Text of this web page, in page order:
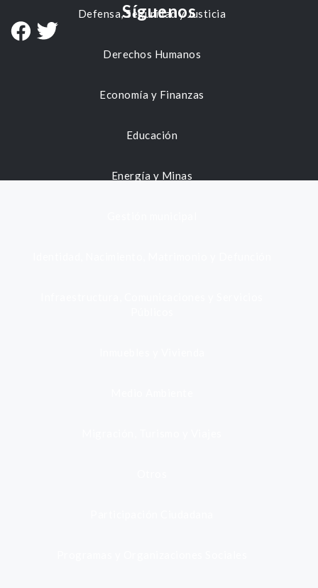
Defensa, Seguridad y Justicia
Derechos Humanos
Economía y Finanzas
Educación
Energía y Minas
Síguenos